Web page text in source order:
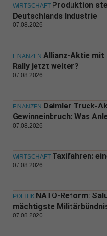
WIRTSCHAFT Produktion
Deutschlands Industrie
07.08.2026
FINANZEN Allianz-Aktie mit
Rally jetzt weiter?
07.08.2026
FINANZEN Daimler Truck-
Gewinneinbruch: Was
07.08.2026
WIRTSCHAFT Taxifahren:
07.08.2026
POLITIK NATO-Reform:
mächtigste
07.08.2026